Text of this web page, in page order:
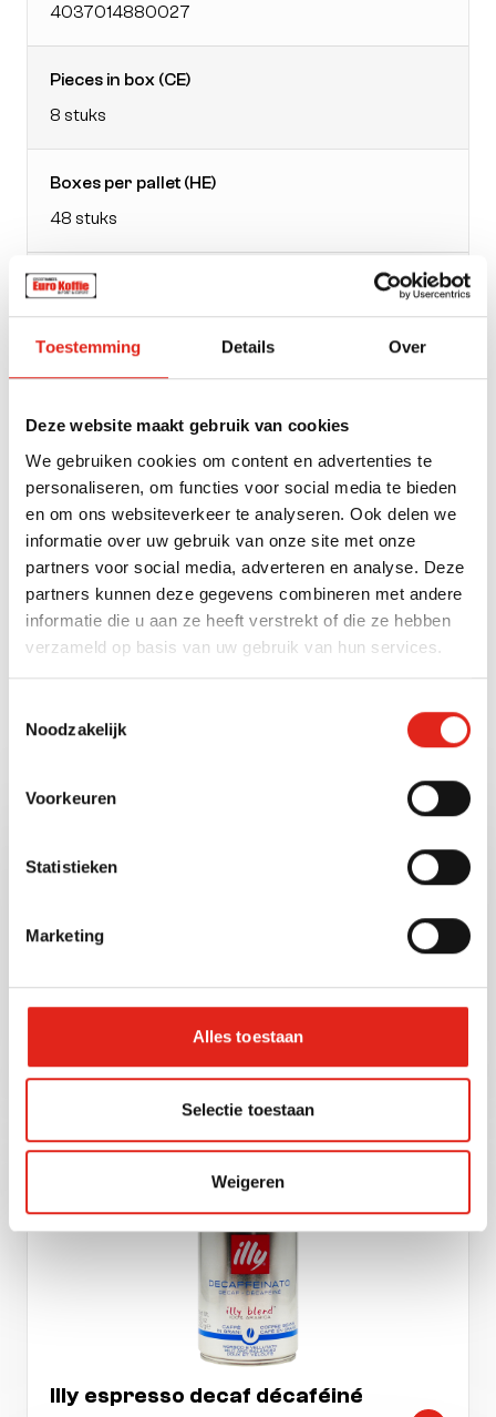
Toestemming Details Over
Deze website maakt gebruik van cookies
We gebruiken cookies om content en advertenties te
personaliseren, om functies voor social media te bieden
en om ons websiteverkeer te analyseren. Ook delen we
informatie over uw gebruik van onze site met onze
partners voor social media, adverteren en analyse. Deze
partners kunnen deze gegevens combineren met andere
informatie die u aan ze heeft verstrekt of die ze hebben
verzameld op basis van uw gebruik van hun services.
Noodzakelijk
Voorkeuren
Statistieken
Marketing
Alles toestaan
Selectie toestaan
Weigeren
4037014880027
Pieces in box (CE)
8 stuks
Boxes per pallet (HE)
48 stuks
EAN doos
4037014880034
bag
Weight
Weight unit
Gram (g)
other products
Kimbo barista intenso bonen 1 kg.
Illy espresso decaf décaféiné